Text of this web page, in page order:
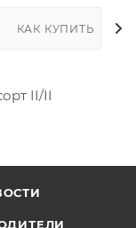
КАК КУПИТЬ
II/II